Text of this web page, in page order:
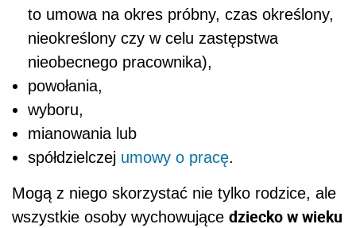
to umowa na okres próbny, czas określony,
nieokreślony czy w celu zastępstwa
nieobecnego pracownika),
powołania,
wyboru,
mianowania lub
spółdzielczej umowy o pracę.
Mogą z niego skorzystać nie tylko rodzice, ale
wszystkie osoby wychowujące dziecko w wieku